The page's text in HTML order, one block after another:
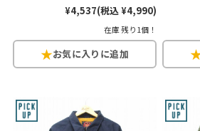
すべてのマニアックを見る
Search by Period年代から探す
¥4,537(税込 ¥4,990)
在庫 残り1個！